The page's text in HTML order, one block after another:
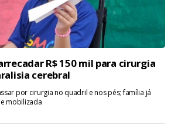
R$ 150 mil para cirurgia
cerebral
por cirurgia no quadril e nos pés; família já
mobilizada